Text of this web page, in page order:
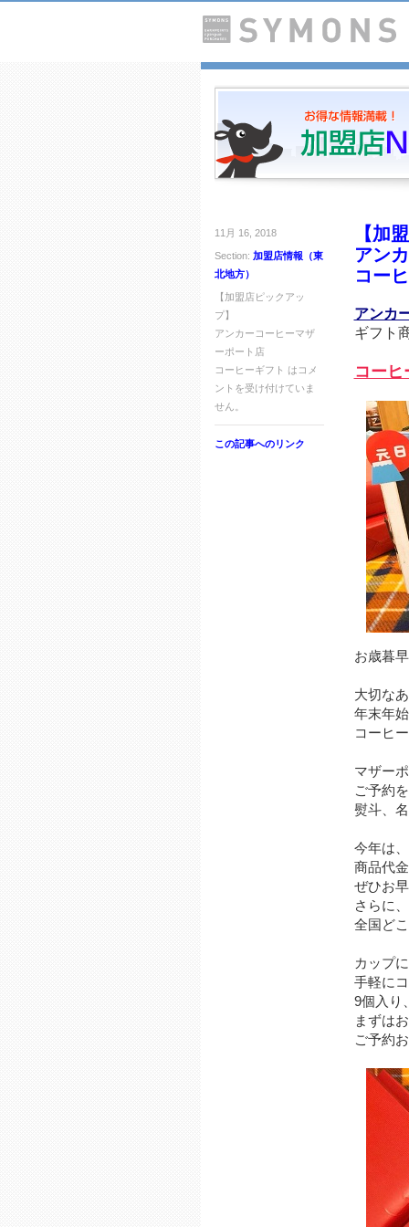
11月 16, 2018
Section: 加盟店情報（東
北地方）
【加盟店ピックアッ
プ】
アンカーコーヒーマザ
ーポート店
コーヒーギフト は コメ
ントを受け付けていま
せん。
この記事へのリンク
【加
アン
コー
アンカ
ギフト
コーヒ
お歳暮
大切な
年末年
コーヒ
マザー
ご予約
熨斗、
今年は
商品代
ぜひお
さらに
全国ど
カップ
手軽に
9個入り
まずは
ご予約